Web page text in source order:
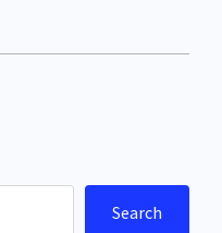
Search